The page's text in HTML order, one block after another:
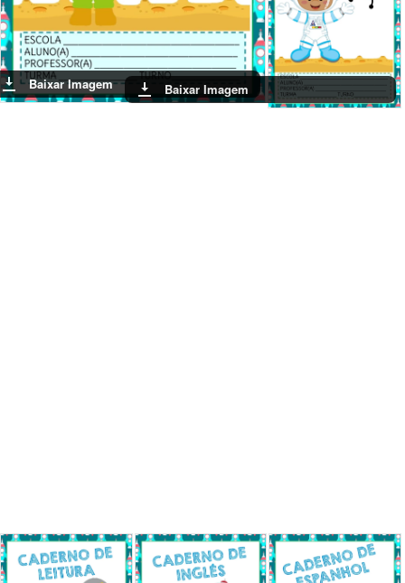
Baixar Imagem Baixar Imagem